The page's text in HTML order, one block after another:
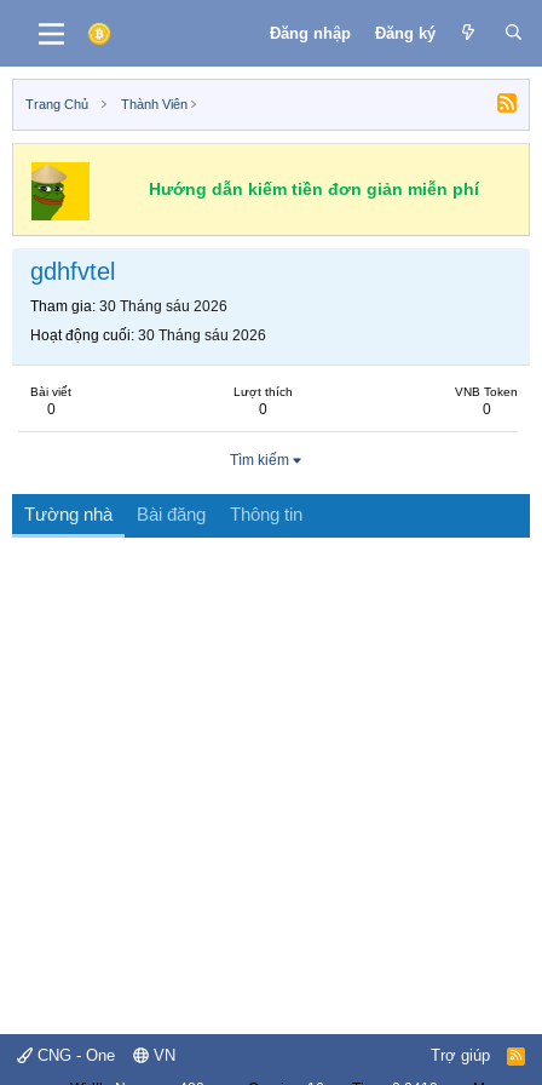
Đăng nhập Đăng ký
Trang Chủ Thành Viên
Hướng dẫn kiếm tiền đơn giản miễn phí
gdhfvtel
Tham gia 30 Tháng sáu 2026
Hoạt động cuối 30 Tháng sáu 2026
Bài viết
0
Lượt thích
0
VNB Token
0
Tìm kiếm
Tường nhà Bài đăng Thông tin
CNG - One VN Trợ giúp
R